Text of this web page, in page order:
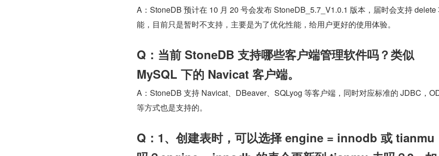
A：StoneDB 预计在 10 月 20 号会发布 StoneDB_5.7_V1.0.1 版本，届时会支持 delete
能，目前只是暂时不支持，主要是为了优化性能，给用户更好的使用体验。
Q：当前 StoneDB 支持哪些客户端管理软件吗？类似
MySQL 下的 Navicat 客户端。
A：StoneDB 支持 Navicat、DBeaver、SQLyog 等客户端，同时对应标准的 JDBC，
等方式也是支持的。
Q：1、创建表时，可以选择 engine = innodb 或 tianmu